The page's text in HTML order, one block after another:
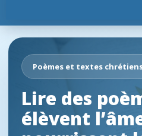
Poèmes et textes
Lire des
élèvent